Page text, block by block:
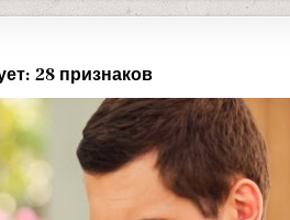
28 признаков